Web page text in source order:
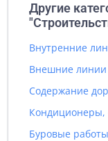
Другие
Внутренние
Внешние линии
Кондиционеры,
Буровые работы